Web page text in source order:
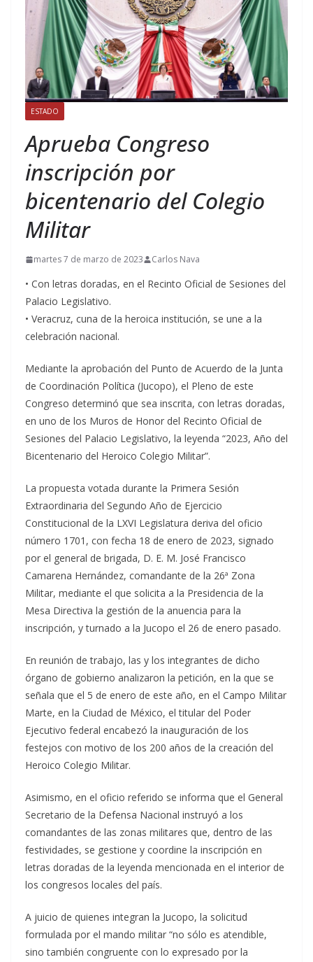
ESTADO
Aprueba Congreso
inscripción por
bicentenario del Colegio
Militar
martes 7 de marzo de 2023 Carlos Nava
• Con letras doradas, en el Recinto Oficial de Sesiones del
Palacio Legislativo.
• Veracruz, cuna de la heroica institución, se une a la
celebración nacional.
Mediante la aprobación del Punto de Acuerdo de la Junta
de Coordinación Política (Jucopo), el Pleno de este
Congreso determinó que sea inscrita, con letras doradas,
en uno de los Muros de Honor del Recinto Oficial de
Sesiones del Palacio Legislativo, la leyenda “2023, Año del
Bicentenario del Heroico Colegio Militar”.
La propuesta votada durante la Primera Sesión
Extraordinaria del Segundo Año de Ejercicio
Constitucional de la LXVI Legislatura deriva del oficio
número 1701, con fecha 18 de enero de 2023, signado
por el general de brigada, D. E. M. José Francisco
Camarena Hernández, comandante de la 26ª Zona
Militar, mediante el que solicita a la Presidencia de la
Mesa Directiva la gestión de la anuencia para la
inscripción, y turnado a la Jucopo el 26 de enero pasado.
En reunión de trabajo, las y los integrantes de dicho
órgano de gobierno analizaron la petición, en la que se
señala que el 5 de enero de este año, en el Campo Militar
Marte, en la Ciudad de México, el titular del Poder
Ejecutivo federal encabezó la inauguración de los
festejos con motivo de los 200 años de la creación del
Heroico Colegio Militar.
Asimismo, en el oficio referido se informa que el General
Secretario de la Defensa Nacional instruyó a los
comandantes de las zonas militares que, dentro de las
festividades, se gestione y coordine la inscripción en
letras doradas de la leyenda mencionada en el interior de
los congresos locales del país.
A juicio de quienes integran la Jucopo, la solicitud
formulada por el mando militar “no sólo es atendible,
sino también congruente con lo expresado por la